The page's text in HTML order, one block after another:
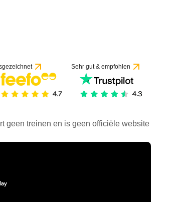
Sehr gut & empfohlen
geen treinen en is geen officiële website